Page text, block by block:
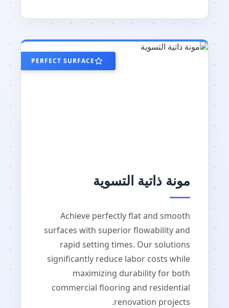
PERFECT SURFACE
مونة ذاتية التسوية
Achieve perfectly flat and smooth
surfaces with superior flowability and
rapid setting times. Our solutions
significantly reduce labor costs while
maximizing durability for both
commercial flooring and residential
renovation projects.